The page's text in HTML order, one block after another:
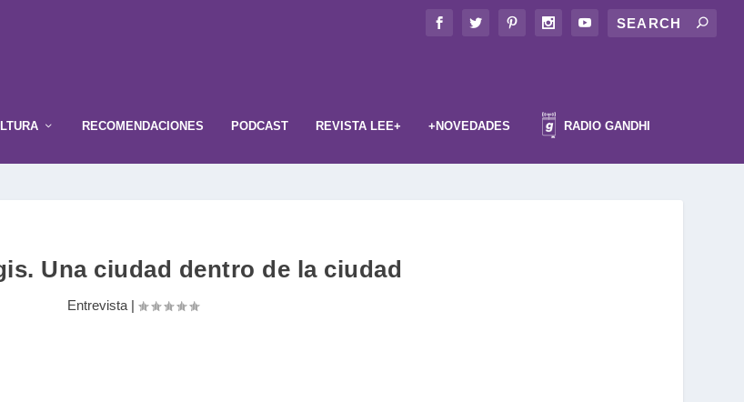
RECOMENDACIONES PODCAST REVISTA LEE+ +NOVEDADES RADIO GANDHI
Una ciudad dentro de la ciudad
Entrevista|